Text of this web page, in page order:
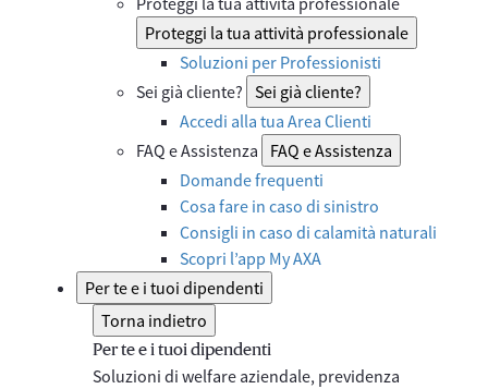
Proteggi la tua attività professionale
Soluzioni per Professionisti
Sei già cliente? Sei già cliente?
Accedi alla tua Area Clienti
FAQ e Assistenza
FAQ e Assistenza
Domande frequenti
Cosa fare in caso di sinistro
Consigli in caso di calamità naturali
Scopri l’app My AXA
Per te e i tuoi dipendenti
Torna indietro
Per te e i tuoi dipendenti
Soluzioni di welfare aziendale, previdenza